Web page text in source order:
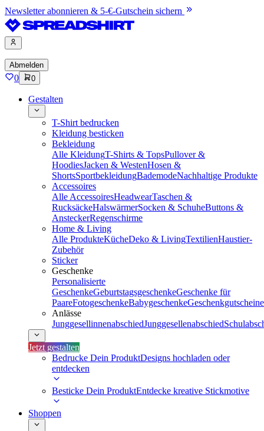
Newsletter abonnieren & 5-€-Gutschein sichern
Abmelden
0 0
Gestalten
T-Shirt bedrucken
Kleidung besticken
Bekleidung
Alle KleidungT-Shirts & TopsPullover &
HoodiesJacken & WestenHosen &
ShortsSportbekleidungBademodeNachhaltige Produkte
Accessoires
Alle AccessoiresHeadwearTaschen &
RucksäckeHalswärmerSocken & SchuheButtons &
AnsteckerRegenschirme
Home & Living
Alle ProdukteKücheDeko & LivingTextilienHaustier-
Zubehör
Sticker
Geschenke
Personalisierte
GeschenkeGeburtstagsgeschenkeGeschenke für
PaareFotogeschenkeBabygeschenkeGeschenkgutscheine
Anlässe
JunggesellinnenabschiedJunggesellenabschied
Jetzt gestalten
Bedrucke Dein ProduktDesigns hochladen oder
entdecken
Besticke Dein ProduktEntdecke kreative Stickmotive
Shoppen